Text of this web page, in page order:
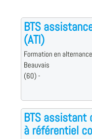
BTS
(ATI)
Formation en alternance
Beauvais
(60) -
BTS assistant
à référentiel